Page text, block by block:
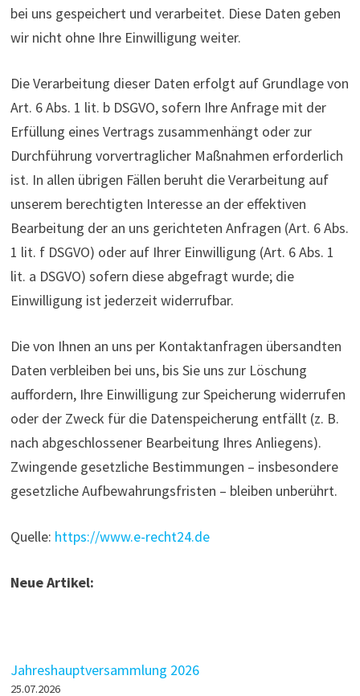
bei uns gespeichert und verarbeitet. Diese Daten geben
wir nicht ohne Ihre Einwilligung weiter.
Die Verarbeitung dieser Daten erfolgt auf Grundlage von
Art. 6 Abs. 1 lit. b DSGVO, sofern Ihre Anfrage mit der
Erfüllung eines Vertrags zusammenhängt oder zur
Durchführung vorvertraglicher Maßnahmen erforderlich
ist. In allen übrigen Fällen beruht die Verarbeitung auf
unserem berechtigten Interesse an der effektiven
Bearbeitung der an uns gerichteten Anfragen (Art. 6 Abs.
1 lit. f DSGVO) oder auf Ihrer Einwilligung (Art. 6 Abs. 1
lit. a DSGVO) sofern diese abgefragt wurde; die
Einwilligung ist jederzeit widerrufbar.
Die von Ihnen an uns per Kontaktanfragen übersandten
Daten verbleiben bei uns, bis Sie uns zur Löschung
auffordern, Ihre Einwilligung zur Speicherung widerrufen
oder der Zweck für die Datenspeicherung entfällt (z. B.
nach abgeschlossener Bearbeitung Ihres Anliegens).
Zwingende gesetzliche Bestimmungen – insbesondere
gesetzliche Aufbewahrungsfristen – bleiben unberührt.
Quelle: https://www.e-recht24.de
Neue Artikel:
Jahreshauptversammlung 2026
25.07.2026